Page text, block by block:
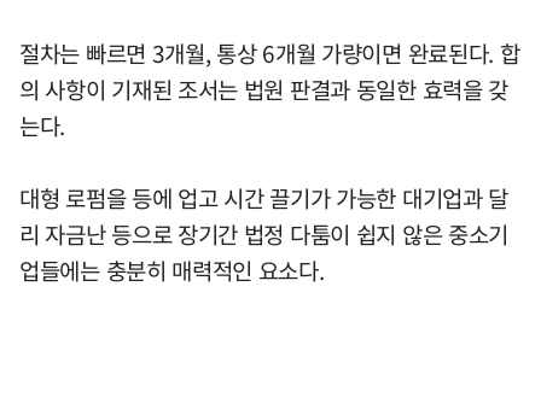
절차는 빠르면 3개월, 통상 6개월 가량이면 완료된다. 합
의 사항이 기재된 조서는 법원 판결과 동일한 효력을 갖
는다.
대형 로펌을 등에 업고 시간 끌기가 가능한 대기업과 달
리 자금난 등으로 장기간 법정 다툼이 쉽지 않은 중소기
업들에는 충분히 매력적인 요소다.